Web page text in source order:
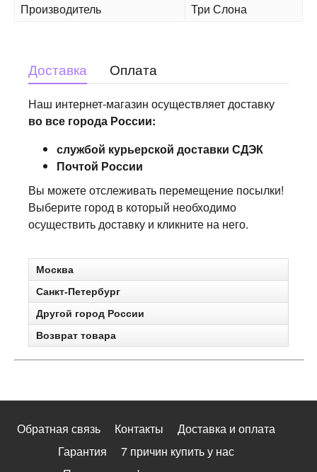
Производитель
Три Слона
Доставка Оплата
Наш интернет-магазин осуществляет доставку
во все города России:
службой курьерской доставки СДЭК
Почтой России
Вы можете отслеживать перемещение посылки!
Выберите город в который необходимо
осуществить доставку и кликните на него.
Москва
Санкт-Петербург
Другой город России
Возврат товара
Обратная связь Контакты
Доставка и оплата
Гарантия
7 причин купить у нас